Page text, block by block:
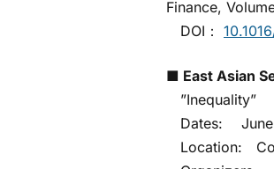
Finance,
DOI：
■ East Asian
”Inequality”
Dates: June
Location: